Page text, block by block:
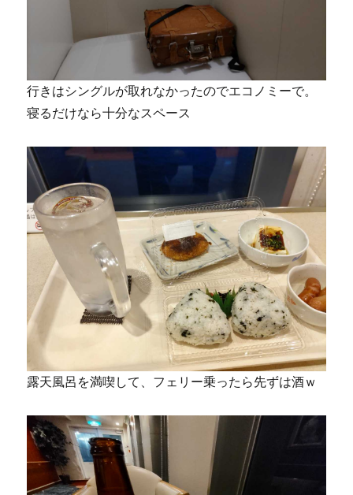
行きはシングルが取れなかったのでエコノミーで。
寝るだけなら十分なスペース
露天風呂を満喫して、フェリー乗ったら先ずは酒ｗ